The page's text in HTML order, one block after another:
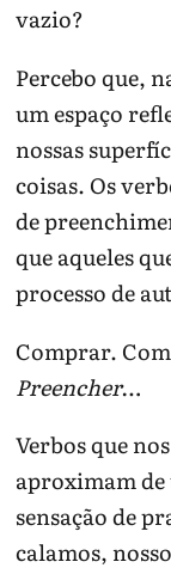
vazio?
Percebo que,
um espaço
nossas
coisas. Os
de
que aqueles
processo de
Comprar.
Preencher…
Verbos que
aproximam
sensação de
calamos,